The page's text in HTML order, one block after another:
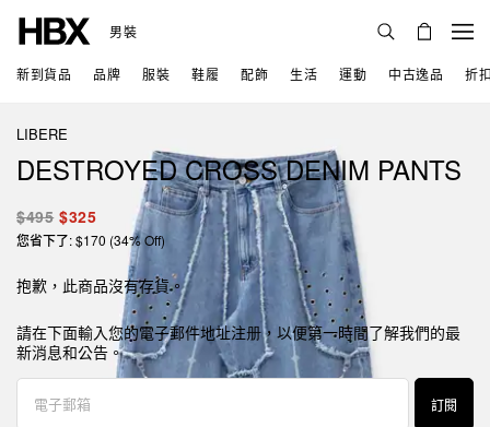
男裝
新到貨品 品牌 服裝 鞋履 配飾 生活 運動 中古逸品 折
LIBERE
DESTROYED CROSS DENIM PANTS
$495 $325
您省下了: $170 (34% Off)
抱歉，此商品沒有存貨。
請在下面輸入您的電子郵件地址注册，以便第一時間了解我們的最
新消息和公告。
訂閱